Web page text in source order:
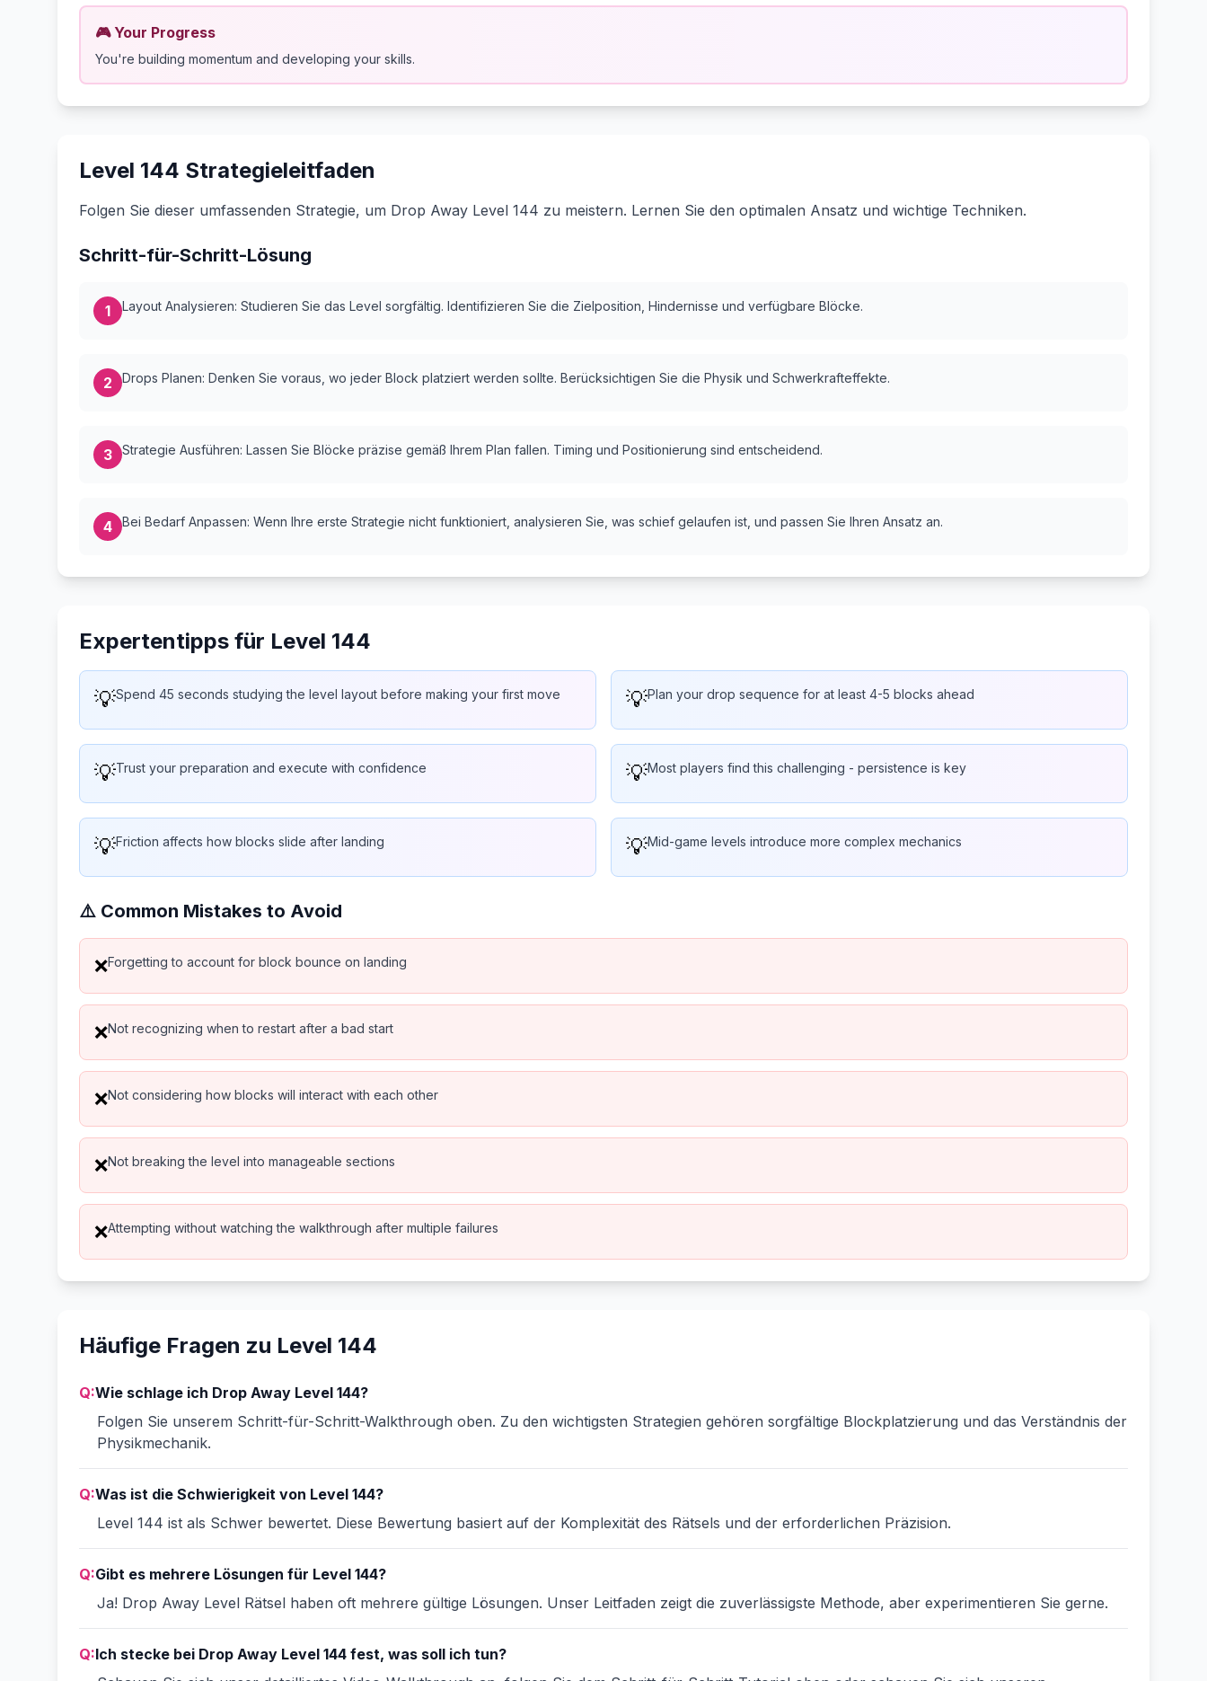
🎮 Your Progress
You're building momentum and developing your skills.
Level 144 Strategieleitfaden
Folgen Sie dieser umfassenden Strategie, um Drop Away Level 144 zu meistern. Lernen Sie den optimalen Ansatz und wichtige Techniken.
Schritt-für-Schritt-Lösung
1 Layout Analysieren: Studieren Sie das Level sorgfältig. Identifizieren Sie die Zielposition, Hindernisse und verfügbare Blöcke.
2 Drops Planen: Denken Sie voraus, wo jeder Block platziert werden sollte. Berücksichtigen Sie die Physik und Schwerkrafteffekte.
3 Strategie Ausführen: Lassen Sie Blöcke präzise gemäß Ihrem Plan fallen. Timing und Positionierung sind entscheidend.
4 Bei Bedarf Anpassen: Wenn Ihre erste Strategie nicht funktioniert, analysieren Sie, was schief gelaufen ist, und passen Sie Ihren Ansatz an.
Expertentipps für Level 144
💡Spend 45 seconds studying the level layout before making your first move 💡Plan your drop sequence for at least 4-5 blocks ahead
💡Trust your preparation and execute with confidence 💡Most players find this challenging - persistence is key
💡Friction affects how blocks slide after landing 💡Mid-game levels introduce more complex mechanics
⚠️ Common Mistakes to Avoid
❌Forgetting to account for block bounce on landing
❌Not recognizing when to restart after a bad start
❌Not considering how blocks will interact with each other
❌Not breaking the level into manageable sections
❌Attempting without watching the walkthrough after multiple failures
Häufige Fragen zu Level 144
Q:Wie schlage ich Drop Away Level 144?
Folgen Sie unserem Schritt-für-Schritt-Walkthrough oben. Zu den wichtigsten Strategien gehören sorgfältige Blockplatzierung und das Verständnis der
Physikmechanik.
Q:Was ist die Schwierigkeit von Level 144?
Level 144 ist als Schwer bewertet. Diese Bewertung basiert auf der Komplexität des Rätsels und der erforderlichen Präzision.
Q:Gibt es mehrere Lösungen für Level 144?
Ja! Drop Away Level Rätsel haben oft mehrere gültige Lösungen. Unser Leitfaden zeigt die zuverlässigste Methode, aber experimentieren Sie gerne.
Q:Ich stecke bei Drop Away Level 144 fest, was soll ich tun?